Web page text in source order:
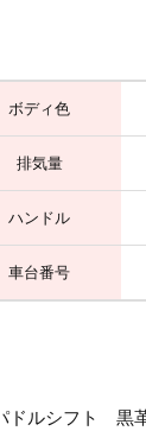
ボディ色
排気量
ハンドル
車台番号
ルシフト 黒革